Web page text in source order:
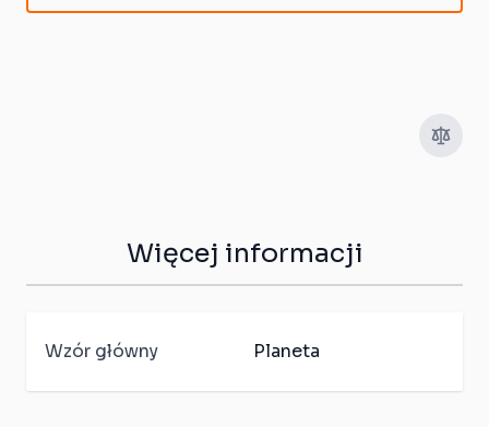
Więcej informacji
Wzór główny Planeta